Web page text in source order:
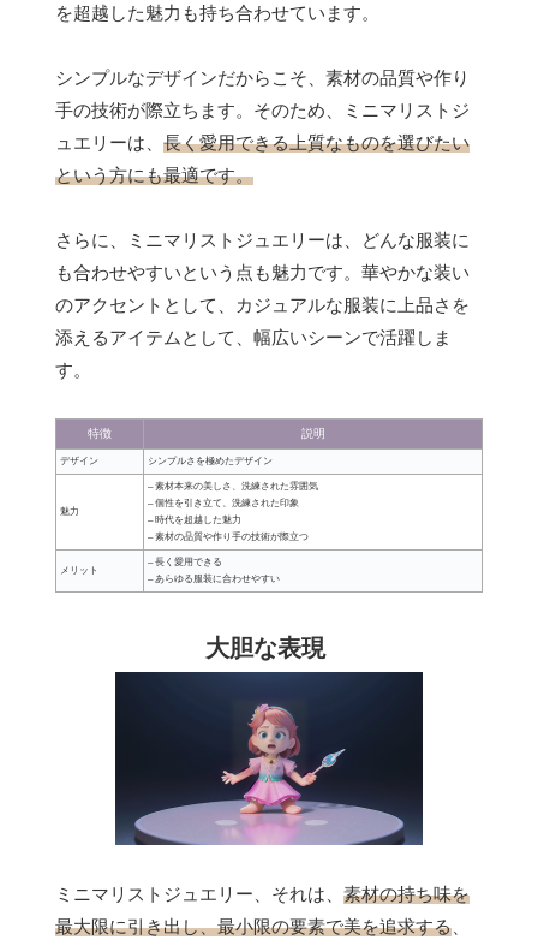
を超越した魅力も持ち合わせています。
シンプルなデザインだからこそ、素材の品質や作り
手の技術が際立ちます。そのため、ミニマリストジ
ュエリーは、 長く愛用できる上質なものを選びたい
という方にも最適です。
さらに、ミニマリストジュエリーは、どんな服装に
も合わせやすいという点も魅力です。華やかな装い
のアクセントとして、カジュアルな服装に上品さを
添えるアイテムとして、幅広いシーンで活躍しま
す。
特徴 説明
デザイン シンプルさを極めたデザイン
魅力
– 素材本来の美しさ、洗練された雰囲気
– 個性を引き立て、洗練された印象
– 時代を超越した魅力
– 素材の品質や作り手の技術が際立つ
メリット
– 長く愛用できる
– あらゆる服装に合わせやすい
大胆な表現
ミニマリストジュエリー、それは、 素材の持ち味を
最大限に引き出し、最小限の要素で美を追求する